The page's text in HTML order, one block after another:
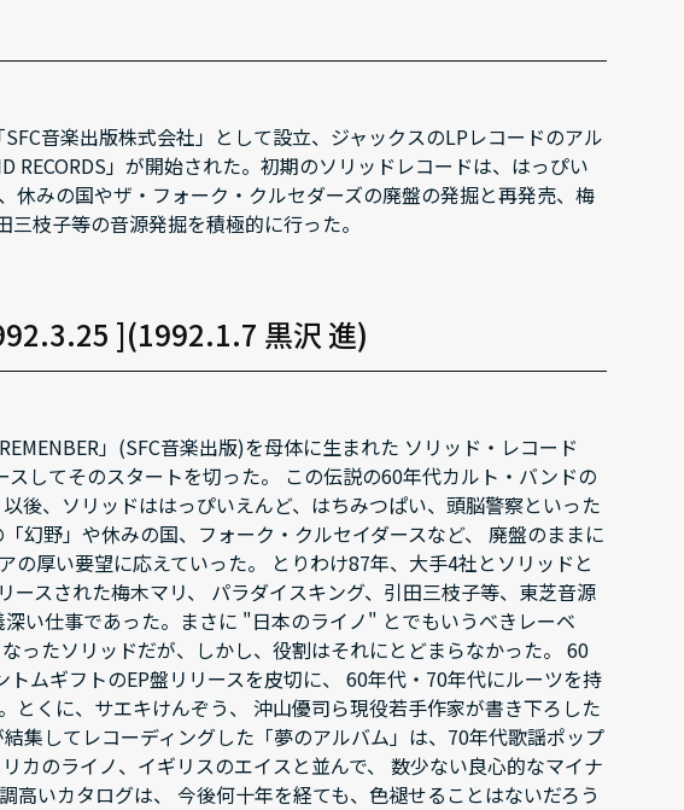
音楽出版株式会社」として設立、ジャックスのLPレコードのアル
」が開始された。初期のソリッドレコードは、はっぴい
みの国やザ・フォーク・クルセダーズの廃盤の発掘と再発売、梅
枝子等の音源発掘を積極的に行った。
](1992.1.7 黒沢 進)
」(SFC音楽出版)を母体に生まれた ソリッド・レコード
してそのスタートを切った。 この伝説の60年代カルト・バンドの
後、ソリッドははっぴいえんど、はちみつぱい、頭脳警察といった
幻野」や休みの国、フォーク・クルセイダースなど、 廃盤のままに
厚い要望に応えていった。 とりわけ87年、大手4社とソリッドと
スされた梅木マリ、 パラダイスキング、引田三枝子等、東芝音源
い仕事であった。まさに "日本のライノ" とでもいうべきレーベ
ったソリッドだが、しかし、役割はそれにとどまらなかった。 60
ムギフトのEP盤リリースを皮切に、 60年代・70年代にルーツを持
くに、サエキけんぞう、 沖山優司ら現役若手作家が書き下ろした
集してレコーディングした「夢のアルバム」は、70年代歌謡ポップ
カのライノ、イギリスのエイスと並んで、 数少ない良心的なマイナ
いカタログは、 今後何十年を経ても、色褪せることはないだろう